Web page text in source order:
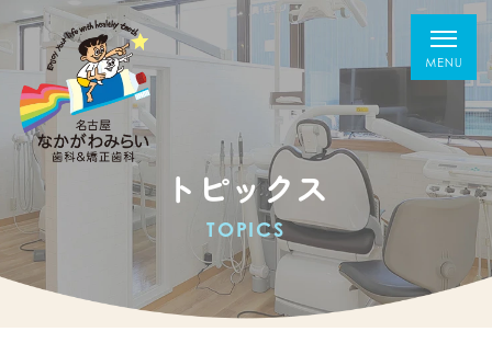
トピックス
TOPICS